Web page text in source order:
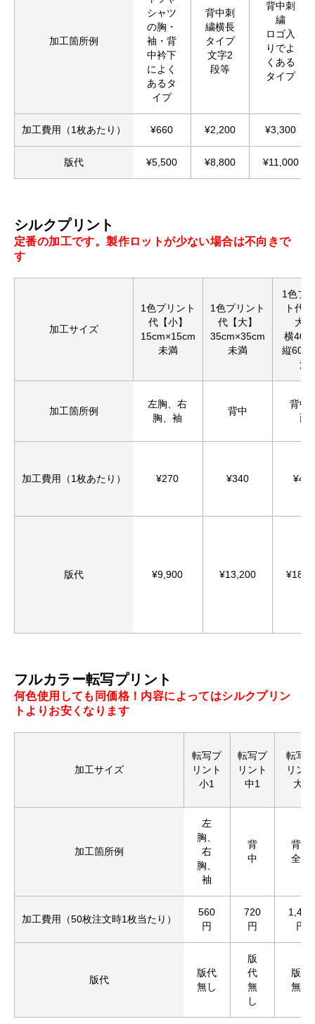
加工箇所例
シャツ
の胸・
袖・背
中衿下
によく
あるタ
イプ
背中刺
繍横長
タイプ
文字2
段等
背中刺
繍
ロゴ入
りでよ
くある
タイプ
加工費用（1枚あたり） ¥660 ¥2,200 ¥3,300
版代 ¥5,500 ¥8,800 ¥11,000
シルクプリント
定番の加工です。製作ロットが少ない場合は不向きで
す
加工サイズ
1色プリント
代【小】
15cm×15cm
未満
1色プリント
代【大】
35cm×35cm
未満
1色プ
ト代
大】
横
縦
満
加工箇所例
左胸、右
胸、袖
背中
背中
面
加工費用（1枚あたり） ¥270 ¥340 ¥440
版代 ¥9,900 ¥13,200
フルカラー転写プリント
何色使用しても同価格！内容によってはシルクプリン
トよりお安くなります
加工サイズ
転写プ
リント
小1
転写プ
リント
中1
転写プ
リント
大1
加工箇所例
左
胸、
右
胸、
袖
背
中
背中
全面
加工費用（50枚注文時1枚当たり）
560
円
720
円
1,430
円
版代
版代
無し
版
代
無
し
版代
無し